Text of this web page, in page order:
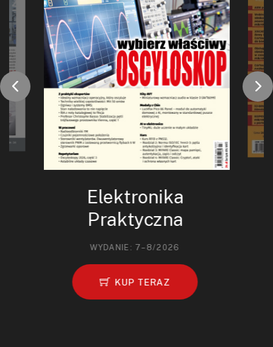
Elektronika
Praktyczna
WYDANIE: 7–8/2026
KUP TERAZ